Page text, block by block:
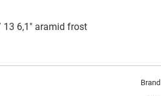
13 6,1" aramid frost
Brand